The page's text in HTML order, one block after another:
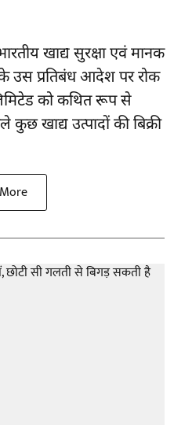
खाद्य सुरक्षा एवं मानक
उस प्रतिबंध आदेश पर रोक
को कथित रूप से
कुछ खाद्य उत्पादों की बिक्री